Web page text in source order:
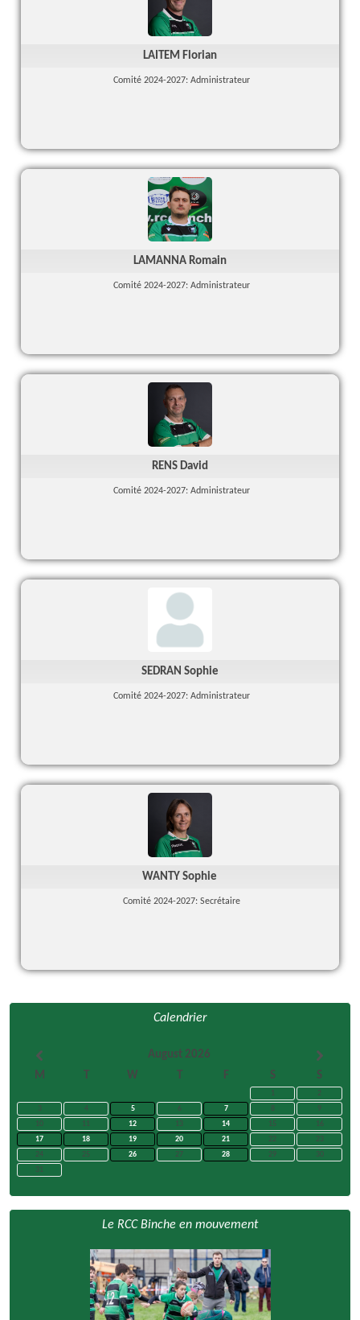
LAITEM Florian
Comité 2024-2027: Administrateur
LAMANNA Romain
Comité 2024-2027: Administrateur
RENS David
Comité 2024-2027: Administrateur
SEDRAN Sophie
Comité 2024-2027: Administrateur
WANTY Sophie
Comité 2024-2027: Secrétaire
Calendrier
August 2026
M
T W T F S S
1
2
3
4 5 6 7 8
9
10
11 12 13 14 15
16
17
18 19 20 21 22
23
24
25 26 27 28 29
30
31
Le RCC Binche en mouvement